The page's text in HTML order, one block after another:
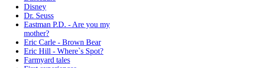
Disney
Dr. Seuss
Eastman P.D. - Are you my
mother?
Eric Carle - Brown Bear
Eric Hill - Where`s Spot?
Farmyard tales